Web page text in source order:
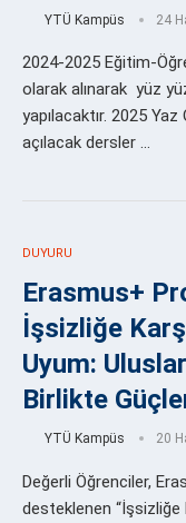
YTÜ Kampüs 24
2024-2025 Eğitim-
olarak alınarak yüz
yapılacaktır. 2025
açılacak dersler …
DUYURU
Erasmus+
İşsizliğe
Uyum:
Birlikte
YTÜ Kampüs 20
Değerli Öğrenciler,
desteklenen “İşsizliğe